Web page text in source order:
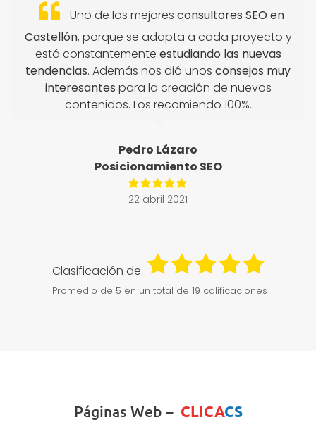
Uno de los mejores consultores SEO en
Castellón, porque se adapta a cada proyecto y
está constantemente estudiando las nuevas
tendencias. Además nos dió unos consejos muy
interesantes para la creación de nuevos
contenidos. Los recomiendo 100%.
Pedro Lázaro
Posicionamiento SEO
22 abril 2021
Clasificación de
Promedio de 5 en un total de 19 calificaciones
Páginas Web – CLICACS